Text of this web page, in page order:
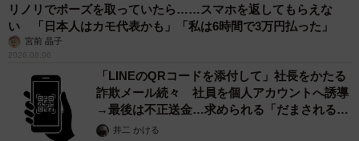
リノリでポーズを取っていたら……スマホを返してもらえな
い 「日本人はカモ代表かも」「私は6時間で3万円払った」
宮前 晶子
2026.08.06
「LINEのQRコードを添付して」社長をかたる
詐欺メール続々 社員を個人アカウントへ誘導
→最後は不正送金…求められる「だまされる前
提」の対策
井二 かける